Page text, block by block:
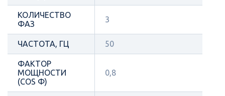
КОЛИЧЕСТВО
ФАЗ
3
ЧАСТОТА, ГЦ 50
ФАКТОР
МОЩНОСТИ
(COS Φ)
0,8